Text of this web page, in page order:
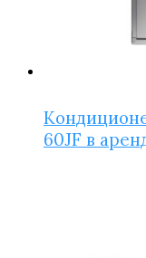
60JF в